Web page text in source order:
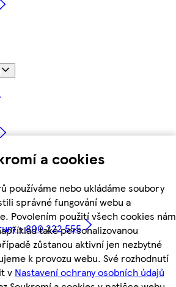
a cookies
používáme nebo ukládáme soubory
správné fungování webu a
Povolením použití všech cookies nám
také personalizovanou
zůstanou aktivní jen nezbytné
k provozu webu. Své rozhodnutí
v Nastavení ochrany osobních údajů
- 800 222 555